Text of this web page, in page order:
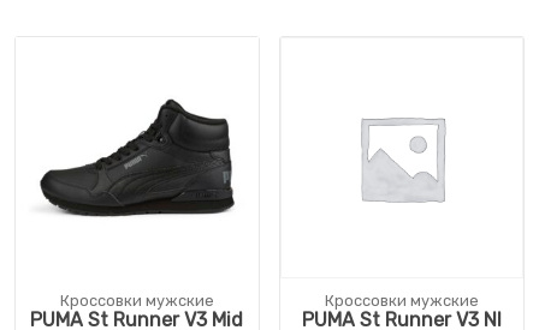
Кроссовки мужские
PUMA St Runner V3 Mid
Кроссовки мужские
PUMA St Runner V3 Nl